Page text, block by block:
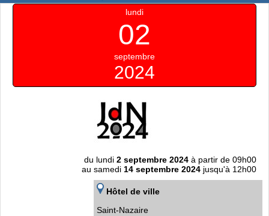
lundi
02
septembre
2024
du lundi 2 septembre 2024 à partir de 09h00
au samedi 14 septembre 2024 jusqu'à 12h00
Hôtel de ville
Saint-Nazaire